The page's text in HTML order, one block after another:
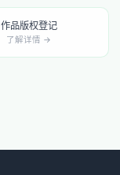
作品版权登记
了解详情 →